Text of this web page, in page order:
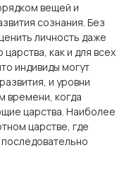
вещей и
сознания. Без
личность даже
как и для всех
индивиды могут
и уровни
времени, когда
царства. Наиболее
царстве, где